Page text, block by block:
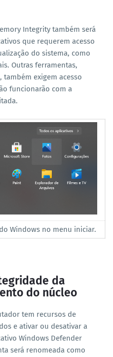
Integrity também será
que requerem acesso
do sistema, como
Outras ferramentas,
exigem acesso
funcionarão com a
Windows no menu iniciar.
da
do núcleo
tem recursos de
e ativar ou desativar a
Windows Defender
será renomeada como